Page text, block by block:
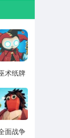
术纸牌
vv1.1.14
面战争